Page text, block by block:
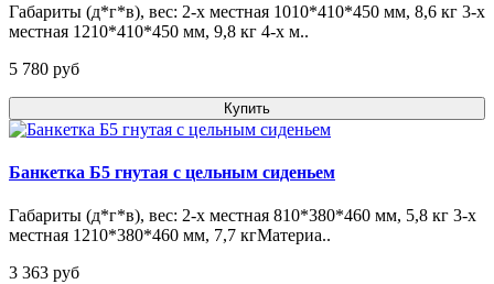
Габариты (д*г*в), вес: 2-х местная 1010*410*450 мм, 8,6 кг 3-х
местная 1210*410*450 мм, 9,8 кг 4-х м..
5 780 pуб
Купить
Банкетка Б5 гнутая с цельным сиденьем
Габариты (д*г*в), вес: 2-х местная 810*380*460 мм, 5,8 кг 3-х
местная 1210*380*460 мм, 7,7 кгМатериа..
3 363 pуб